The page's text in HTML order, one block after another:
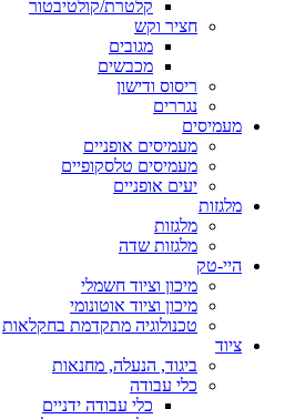
קלטרת/קולטיבטור
חציר וקש
מגובים
מכבשים
ריסוס ודישון
נגררים
מעמיסים
מעמיסים אופניים
מעמיסים טלסקופיים
יעים אופניים
מלגזות
מלגזות
מלגזות שדה
היי-טק
מיכון וציוד חשמלי
מיכון וציוד אוטונומי
טכנולוגיה מתקדמת בחקלאות
ציוד
ביגוד, הנעלה, מחנאות
כלי עבודה
כלי עבודה ידניים